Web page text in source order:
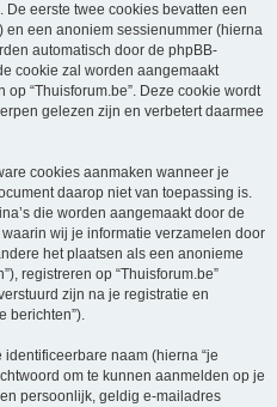
eerste twee cookies bevatten een
en een anoniem sessienummer (hierna
automatisch door de phpBB-
cookie zal worden aangemaakt
“Thuisforum.be”. Deze cookie wordt
gelezen zijn en verbetert daarmee
cookies aanmaken wanneer je
daarop niet van toepassing is.
die worden aangemaakt door de
wij je informatie verzamelen door
het plaatsen als een anonieme
registreren op “Thuisforum.be”
zijn na je registratie en
berichten”).
naam (hierna “je
om te kunnen aanmelden op je
persoonlijk, geldig e-mailadres